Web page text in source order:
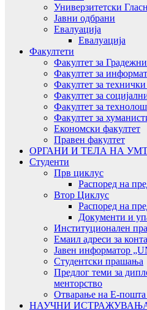
Универзитетски
Јавни одбрани
Евалуација
Евалуација
Факултети
Факултет за
Факултет за
Факултет за
Факултет за
Факултет за
Факултет за
Економски факултет
Правен факултет
ОРГАНИ И ТЕЛА НА
Студенти
Прв циклус
Распоред на
Втор Циклус
Распоред на
Документи и
Институционален
Емаил адреси за
Јавен информатор
Студентски прашања
Предлог теми за
менторство
Отварање на Е-пошта
НАУЧНИ